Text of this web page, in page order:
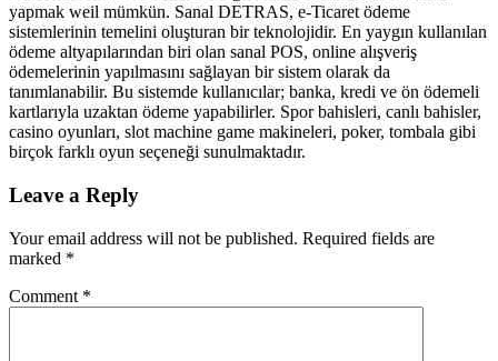
yapmak weil mümkün. Sanal DETRAS, e-Ticaret ödeme
sistemlerinin temelini oluşturan bir teknolojidir. En yaygın kullanılan
ödeme altyapılarından biri olan sanal POS, online alışveriş
ödemelerinin yapılmasını sağlayan bir sistem olarak da
tanımlanabilir. Bu sistemde kullanıcılar; banka, kredi ve ön ödemeli
kartlarıyla uzaktan ödeme yapabilirler. Spor bahisleri, canlı bahisler,
casino oyunları, slot machine game makineleri, poker, tombala gibi
birçok farklı oyun seçeneği sunulmaktadır.
Leave a Reply
Your email address will not be published. Required fields are
marked *
Comment *